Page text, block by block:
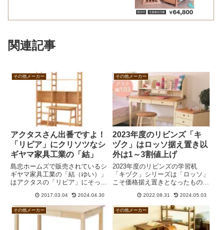
関連記事
その他メーカー
アクタスさん出番ですよ！
「リピア」にクリソツなシ
ギヤマ家具工業の「結」
島忠ホームズで販売されているシ
ギヤマ家具工業の「結（ゆい）」
はアクタスの「リピア」にそっく
ン塗装、結はヒノキのオイル塗装
ですが、どちらも丸棒をモチーフ
にしたデザインが似ていると思い
2017.03.04 2024.04.30
その他メーカー
2023年度のリビンズ「キ
ヅク」はロッソ据え置き以
外は1～3割値上げ
2023年度のリビンズの学習机
「キヅク」シリーズは「ロッソ」
こそ価格据え置きとなったもの
となりました。2022年度に続く
大幅値上げでますます厳しい状況
になってきていると感じます。
2022.08.31 2024.05.03
その他メーカー その他メーカー